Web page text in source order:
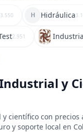
3.550 H Hidráulica
2.951
y
científico con precios
y soporte local en